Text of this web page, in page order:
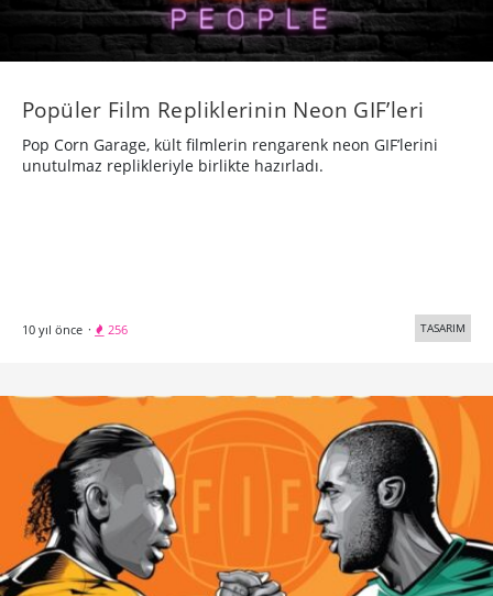
Popüler Film Repliklerinin Neon GIF’leri
Pop Corn Garage, kült filmlerin rengarenk neon GIF’lerini
unutulmaz replikleriyle birlikte hazırladı.
10 yıl önce · 256 TASARIM